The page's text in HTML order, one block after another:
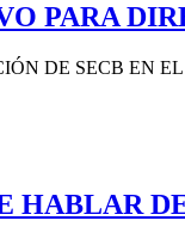
PARA
DE SECB EN
HABLAR